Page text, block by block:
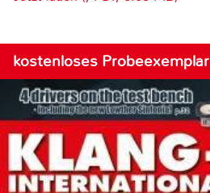
kostenloses Probeexemplar